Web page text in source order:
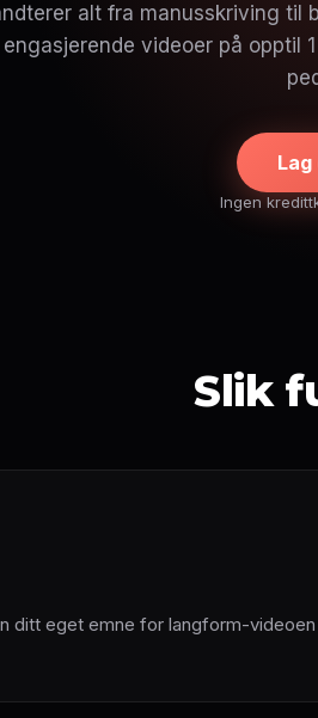
alt fra manusskriving til
engasjerende videoer på opptil
Lag
Ingen
Slik
ditt eget emne for langform-videoen